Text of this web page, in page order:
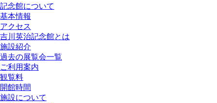
記念館について
基本情報
アクセス
吉川英治記念館とは
施設紹介
過去の展覧会一覧
ご利用案内
観覧料
開館時間
施設について